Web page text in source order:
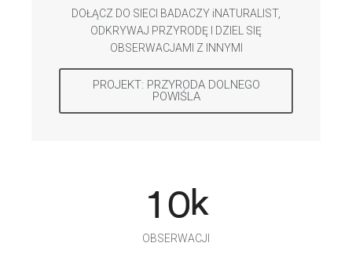
DOŁĄCZ DO SIECI BADACZY iNATURALIST,
ODKRYWAJ PRZYRODĘ I DZIEL SIĘ
OBSERWACJAMI Z INNYMI
PROJEKT: PRZYRODA DOLNEGO
POWIŚLA
10k
OBSERWACJI